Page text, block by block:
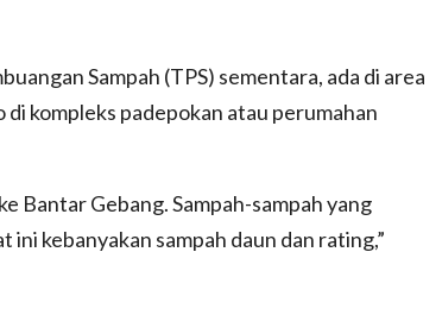
Sampah (TPS) sementara, ada di area
kompleks padepokan atau perumahan
Bantar Gebang. Sampah-sampah yang
ini kebanyakan sampah daun dan rating,”